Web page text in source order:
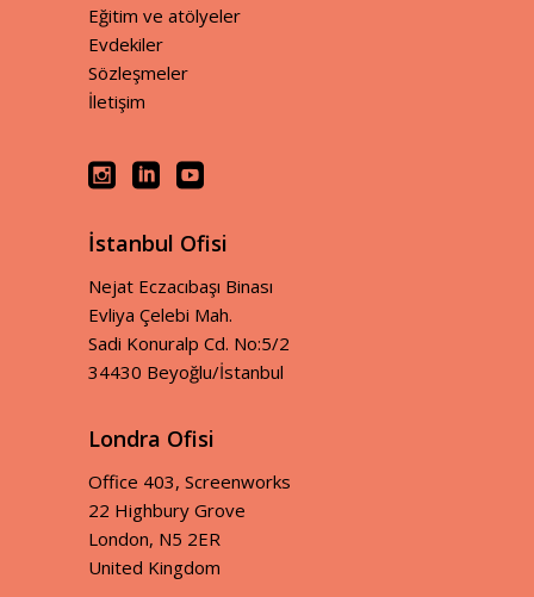
Eğitim ve atölyeler
Evdekiler
Sözleşmeler
İletişim
İstanbul Ofisi
Nejat Eczacıbaşı Binası
Evliya Çelebi Mah.
Sadi Konuralp Cd. No:5/2
34430 Beyoğlu/İstanbul
Londra Ofisi
Office 403, Screenworks
22 Highbury Grove
London, N5 2ER
United Kingdom